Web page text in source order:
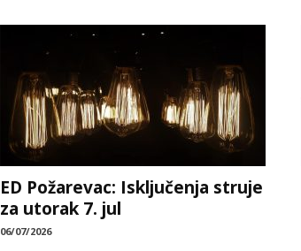
ED Požarevac: Isključenja struje
za utorak 7. jul
06/07/2026